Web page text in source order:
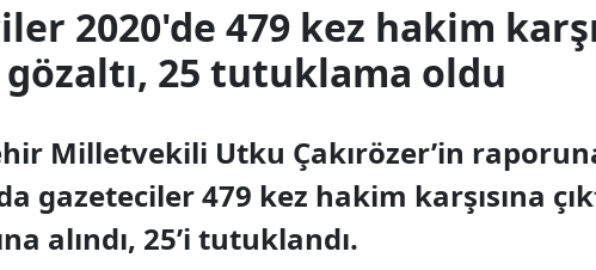
2020'de 479 kez hakim
gözaltı, 25 tutuklama oldu
Milletvekili Utku Çakırözer’in
gazeteciler 479 kez hakim karşısına
alındı, 25’i tutuklandı.